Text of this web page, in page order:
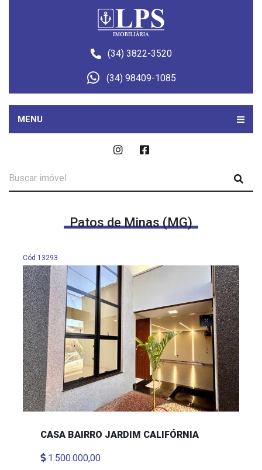
(34) 3822-3520
(34) 98409-1085
MENU
Patos de Minas (MG)
Cód 13293
CASA BAIRRO JARDIM CALIFÓRNIA
1.500.000,00